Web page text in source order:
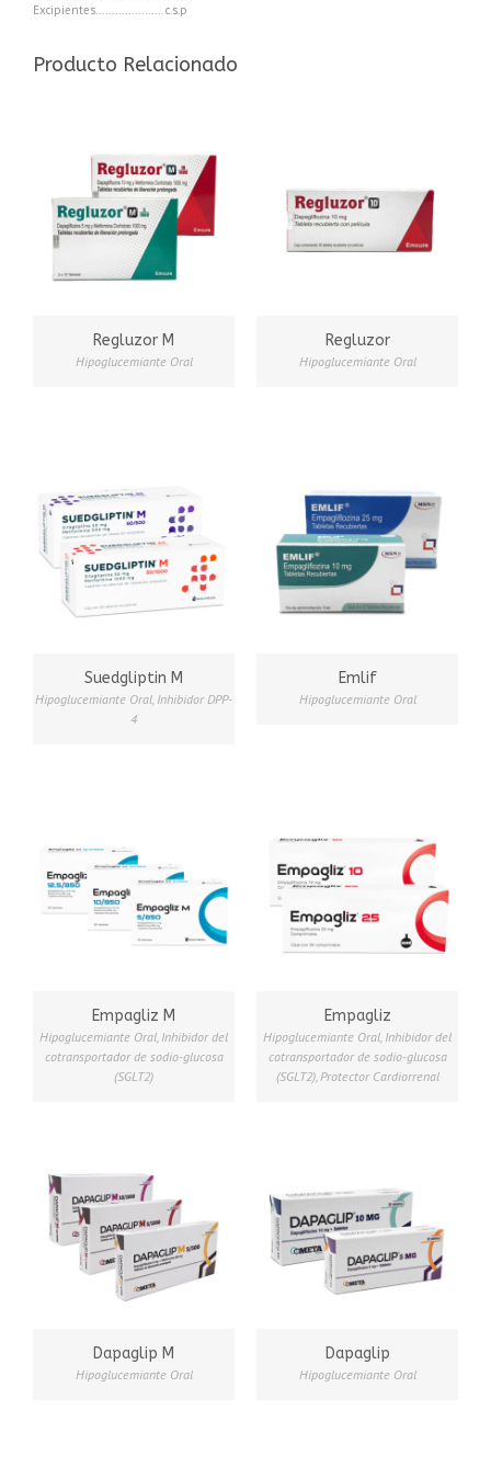
Excipientes………………… c.s.p
Producto Relacionado
Regluzor M
Hipoglucemiante Oral
Regluzor
Hipoglucemiante Oral
Suedgliptin M
Hipoglucemiante Oral Inhibidor DPP-
4
Emlif
Hipoglucemiante Oral
Empagliz M
Hipoglucemiante Oral Inhibidor del
cotransportador de sodio-glucosa
(SGLT2)
Empagliz
Hipoglucemiante Oral Inhibidor del
cotransportador de sodio-glucosa
(SGLT2), Protector Cardiorrenal
Dapaglip M
Hipoglucemiante Oral
Dapaglip
Hipoglucemiante Oral